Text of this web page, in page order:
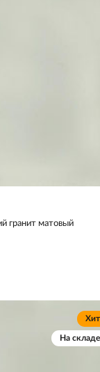
гранит матовый
Хит
На складе